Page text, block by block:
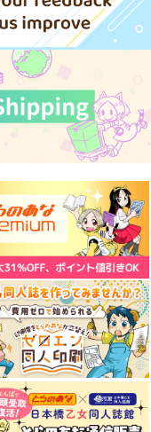
サンプル
作品詳細
正しくは次の道２
Ｂ型装備
770円（税込）
及川徹×影山飛雄
サンプル
作品詳細